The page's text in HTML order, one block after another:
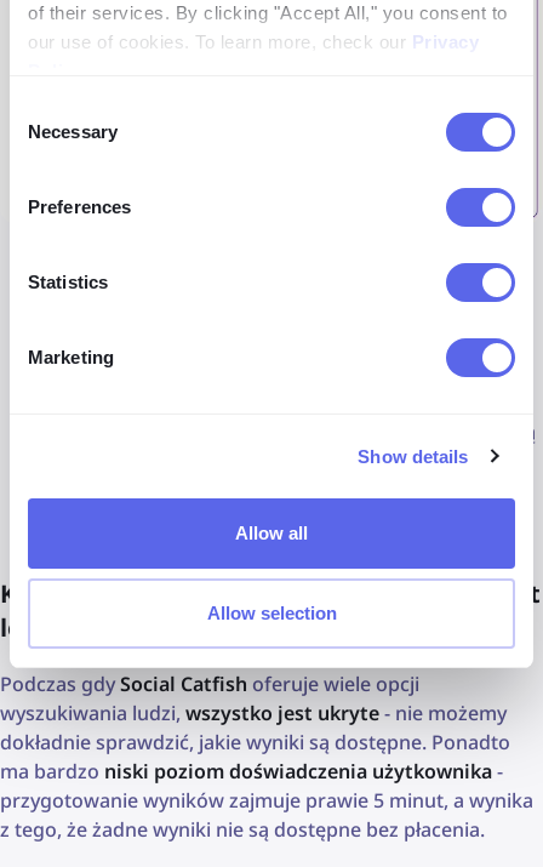
of their services. By clicking "Accept All," you consent to
our use of cookies. To learn more, check our Privacy
Selection
Necessary
Preferences
Statistics
Marketing
Show details
Allow all
Allow selection
Jeśli chodzi o ceny, istnieje również znaczna różnica.
Wlenso.ai
kosztuje 15,99 USD i
umożliwiając Ci wybór, które linki chcesz otworzyć.
. Wadą
jest to, że nie wiesz, jakie wyniki będą dostępne po
Które narzędzie do wyszukiwania twarzy jest
lepsze?
Podczas gdySocial Catfish oferuje wiele opcji
wyszukiwania ludzi, wszystko jest ukryte- nie możemy
dokładnie sprawdzić, jakie wyniki są dostępne. Ponadto
ma bardzo niski poziom doświadczenia użytkownika-
przygotowanie wyników zajmuje prawie 5 minut, a wynika
z tego, że żadne wyniki nie są dostępne bez płacenia.